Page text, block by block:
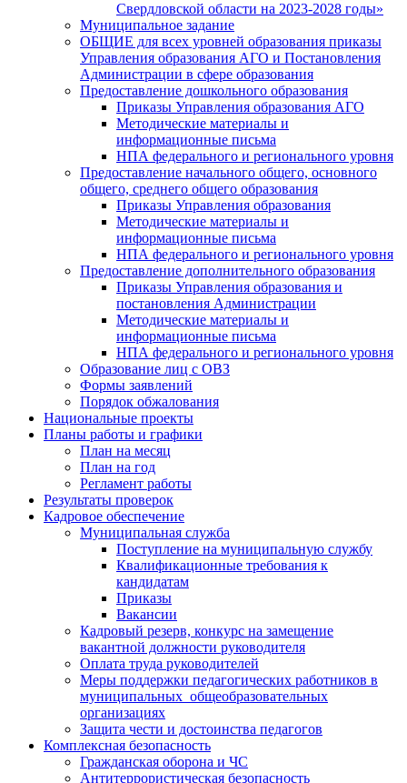
Свердловской области на 2023-2028 годы»
Муниципальное задание
ОБЩИЕ для всех уровней образования приказы
Управления образования АГО и Постановления
Администрации в сфере образования
Предоставление дошкольного образования
Приказы Управления образования АГО
Методические материалы и
информационные письма
НПА федерального и регионального уровня
Предоставление начального общего, основного
общего, среднего общего образования
Приказы Управления образования
Методические материалы и
информационные письма
НПА федерального и регионального уровня
Предоставление дополнительного образования
Приказы Управления образования и
постановления Администрации
Методические материалы и
информационные письма
НПА федерального и регионального уровня
Образование лиц с ОВЗ
Формы заявлений
Порядок обжалования
Национальные проекты
Планы работы и графики
План на месяц
План на год
Регламент работы
Результаты проверок
Кадровое обеспечение
Муниципальная служба
Поступление на муниципальную службу
Квалификационные требования к
кандидатам
Приказы
Вакансии
Кадровый резерв, конкурс на замещение
вакантной должности руководителя
Оплата труда руководителей
Меры поддержки педагогических работников в
муниципальных общеобразовательных
организациях
Защита чести и достоинства педагогов
Комплексная безопасность
Гражданская оборона и ЧС
Антитеррористическая безопасность